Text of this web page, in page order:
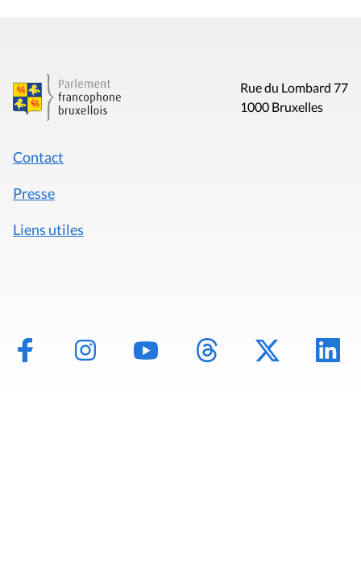
Rue du Lombard 77
1000 Bruxelles
Contact
Presse
Liens utiles